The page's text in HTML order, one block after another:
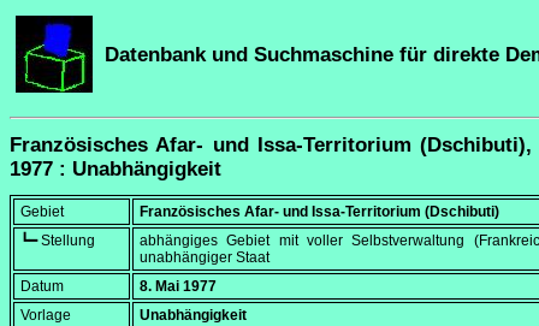
Datenbank und Suchmaschine für direkte
Französisches Afar- und Issa-Territorium (Dschibuti),
1977 : Unabhängigkeit
Gebiet
Französisches Afar- und Issa-Territorium (Dschibuti)
┗━ Stellung
abhängiges Gebiet mit voller Selbstverwaltung
unabhängiger Staat
Datum
8. Mai 1977
Vorlage
Unabhängigkeit